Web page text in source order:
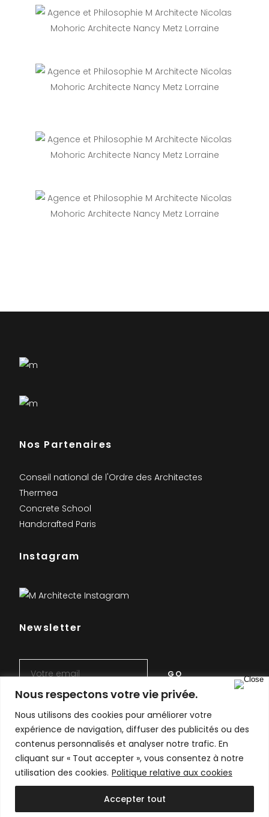
Nous respectons votre vie privée.
Nous utilisons des cookies pour améliorer votre
expérience de navigation, diffuser des publicités ou des
contenus personnalisés et analyser notre trafic. En
cliquant sur « Tout accepter », vous consentez à notre
utilisation des cookies. Politique relative aux cookies
Accepter tout
Nos Partenaires
Conseil national de l'Ordre des Architectes
Thermea
Concrete School
Handcrafted Paris
Instagram
Newsletter
Mentions Légales/Politique de confidentialité RGPD
© 2024 - M Architecte - Nicolas Mohoric - Tous droits